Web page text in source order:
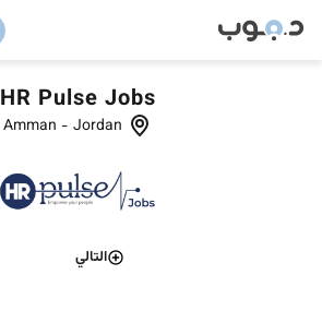
HR Pulse Jobs
Amman - Jordan
التالي